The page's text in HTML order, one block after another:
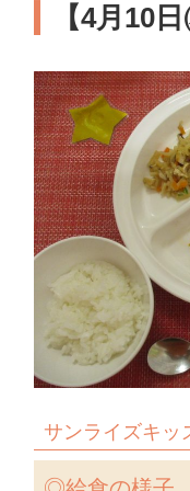
【4月10
サンライズキッ